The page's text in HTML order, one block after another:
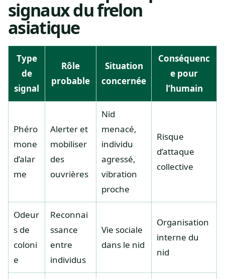
signaux du frelon
asiatique
Type
de
signal
Rôle
probable
Situation
concernée
Conséquenc
e pour
l’humain
Phéro
mone
d’alar
me
Alerter et
mobiliser
des
ouvrières
Nid
menacé,
individu
agressé,
vibration
proche
Risque
d’attaque
collective
Odeur
s de
coloni
e
Reconnai
ssance
entre
individus
Vie sociale
dans le nid
Organisation
interne du
nid